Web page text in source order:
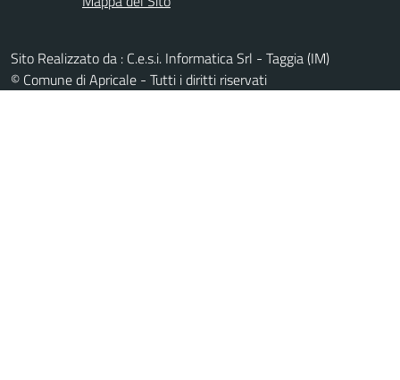
Sito Realizzato da : C.e.s.i. Informatica Srl - Taggia (IM)
© Comune di Apricale - Tutti i diritti riservati